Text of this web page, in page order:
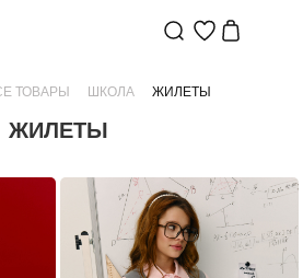
ТОВАРЫ ШКОЛА ЖИЛЕТЫ
ЖИЛЕТЫ